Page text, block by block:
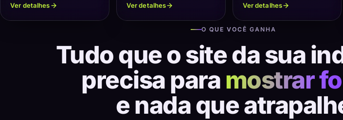
Ver detalhes Ver detalhes Ver detalhes
O QUE VOCÊ GANHA
Tudo que o site da sua
precisa para mostrar
e nada que